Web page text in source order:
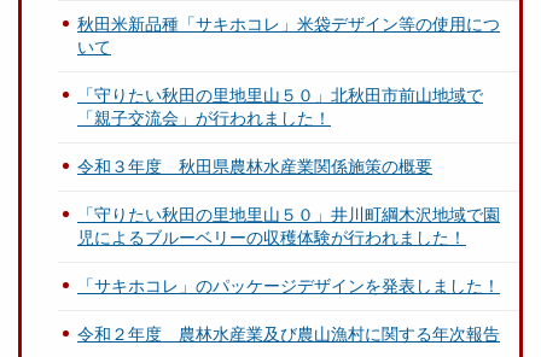
秋田米新品種「サキホコレ」米袋デザイン等の使用につ
いて
「守りたい秋田の里地里山５０」北秋田市前山地域で
「親子交流会」が行われました！
令和３年度 秋田県農林水産業関係施策の概要
「守りたい秋田の里地里山５０」井川町綱木沢地域で園
児によるブルーベリーの収穫体験が行われました！
「サキホコレ」のパッケージデザインを発表しました！
令和２年度 農林水産業及び農山漁村に関する年次報告